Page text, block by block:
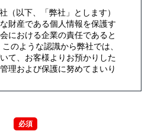
（以下、「弊社」とします）
財産である個人情報を保護す
における企業の責任であると
のような認識から弊社では、
て、お客様よりお預かりした
理および保護に努めてまいり
・生年月日・性別・電話番
必須